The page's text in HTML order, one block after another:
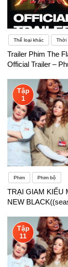
Thể loại khác Thời
Trailer Phim The
Official Trailer –
Tập
1
Phim Phim bộ
TRẠI GIAM KIỂU
NEW
Tập
11